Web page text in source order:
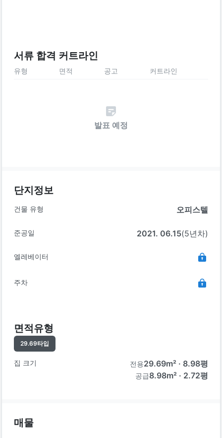
서류 합격 커트라인
유형 면적 공고 커트라인
발표 예정
단지정보
건물 유형 오피스텔
준공일 2021. 06.15(5년차)
엘레베이터
주차
면적유형
29.69타입
집 크기 전용29.69m² · 8.98평
공급8.98m² · 2.72평
매물